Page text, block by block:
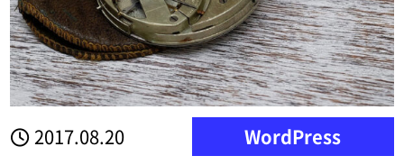
2017.08.20 WordPress